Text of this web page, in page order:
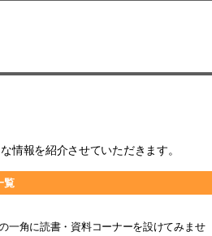
情報を紹介させていただきます。
覧
一角に読書・資料コーナーを設けてみませ